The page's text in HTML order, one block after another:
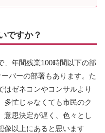
ですか？
、年間残業100時間以下の部
バーの部署もあります。た
はゼネコンやコンサルより
多忙じゃなくても市民のク
意思決定が遅く、色々とし
像以上にあると思います